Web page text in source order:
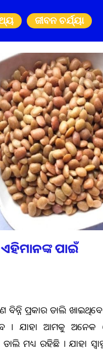
ଜୀବନ ଚର୍ଯ୍ୟା
ପାଇଁ
ବିଭିନ୍ନ ପ୍ରକାର ଡାଲି
। ଯାହା ଆମକୁ ଅନେକ
ମଧ୍ୟ ରହିଛି । ଯାହା